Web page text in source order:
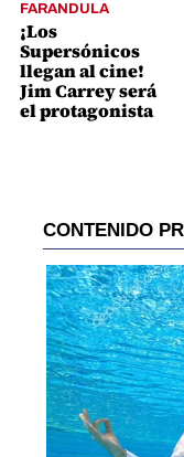
FARANDULA
¡Los
Supersónicos
llegan al cine!
Jim Carrey será
el protagonista